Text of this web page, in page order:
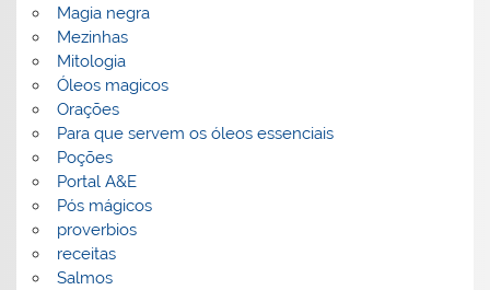
Magia negra
Mezinhas
Mitologia
Óleos magicos
Orações
Para que servem os óleos essenciais
Poções
Portal A&E
Pós mágicos
proverbios
receitas
Salmos